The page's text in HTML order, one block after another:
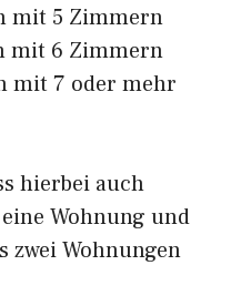
mit 5 Zimmern
mit 6 Zimmern
mit 7 oder mehr
hierbei auch
Wohnung und
zwei Wohnungen